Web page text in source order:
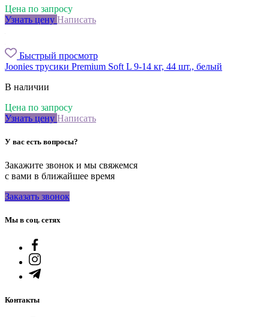
Цена по запросу
Узнать цену Написать
Быстрый просмотр
Joonies трусики Premium Soft L 9-14 кг, 44 шт., белый
В наличии
Цена по запросу
Узнать цену Написать
У вас есть вопросы?
Закажите звонок и мы свяжемся
с вами в ближайшее время
Заказать звонок
Мы в соц. сетях
Контакты